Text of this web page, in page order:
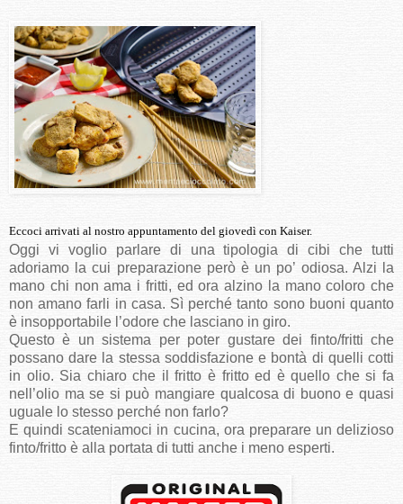
Eccoci arrivati al nostro appuntamento del giovedì con Kaiser.
Oggi vi voglio parlare di una tipologia di cibi che tutti
adoriamo la cui preparazione però è un po’ odiosa. Alzi la
mano chi non ama i fritti, ed ora alzino la mano coloro che
non amano farli in casa. Sì perché tanto sono buoni quanto
è insopportabile l’odore che lasciano in giro.
Questo è un sistema per poter gustare dei finto/fritti che
possano dare la stessa soddisfazione e bontà di quelli cotti
in olio. Sia chiaro che il fritto è fritto ed è quello che si fa
nell’olio ma se si può mangiare qualcosa di buono e quasi
uguale lo stesso perché non farlo?
E quindi scateniamoci in cucina, ora preparare un delizioso
finto/fritto è alla portata di tutti anche i meno esperti.